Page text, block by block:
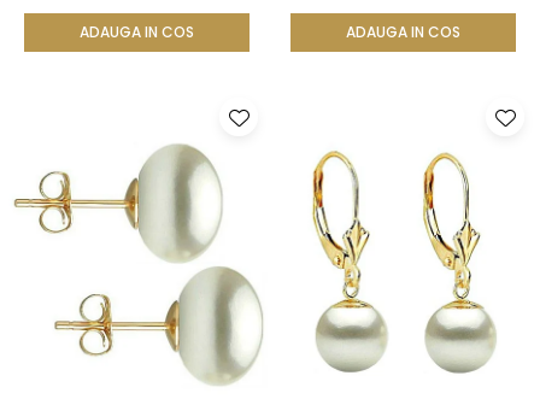
ADAUGA IN COS ADAUGA IN COS